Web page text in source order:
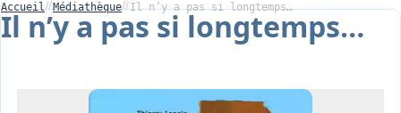
Centre de Soin
Accueil Médiathèque Il n’y a pas si longtemps…
Il n’y a pas si longtemps…